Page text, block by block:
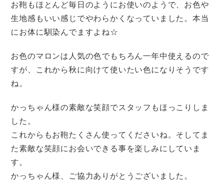
お鞄もほとんど毎日のようにお使いのようで、お色や
生地感もいい感じでやわらかくなっていました。本当
にお体に馴染んでますよね☆
お色のマロンは人気の色でもちろん一年中使えるので
すが、これから秋に向けて使いたい色になりそうです
ね。
かっちゃん様の素敵な笑顔でスタッフもほっこりしま
した。
これからもお鞄たくさん使ってくださいね。そしてま
た素敵な笑顔にお会いできる事を楽しみにしていま
す。
かっちゃん様、ご協力ありがとうございました。